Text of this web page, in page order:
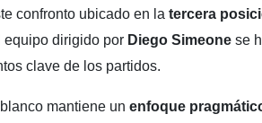
confronto ubicado en la tercera
equipo dirigido por Diego Simeone se
clave de los partidos.
mantiene un enfoque